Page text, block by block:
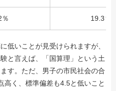
％ 19.3％
低いことが見受けられますが、
と言えば、「国算理」という土
す。ただ、男子の市民社会の合
高く、標準偏差も4.5と低いこと